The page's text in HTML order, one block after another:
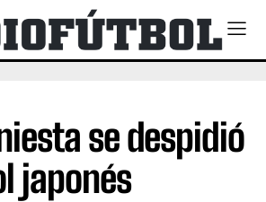
se despidió
japonés